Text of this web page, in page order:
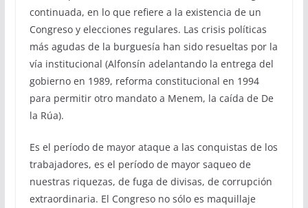
continuada, en lo que refiere a la existencia de un
Congreso y elecciones regulares. Las crisis políticas
más agudas de la burguesía han sido resueltas por la
vía institucional (Alfonsín adelantando la entrega del
gobierno en 1989, reforma constitucional en 1994
para permitir otro mandato a Menem, la caída de De
la Rúa).
Es el período de mayor ataque a las conquistas de los
trabajadores, es el período de mayor saqueo de
nuestras riquezas, de fuga de divisas, de corrupción
extraordinaria. El Congreso no sólo es maquillaje